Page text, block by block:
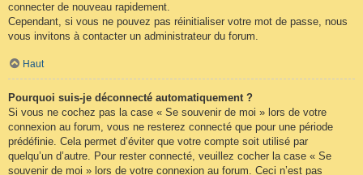
connecter de nouveau rapidement.
Cependant, si vous ne pouvez pas réinitialiser votre mot de passe, nous
vous invitons à contacter un administrateur du forum.
Haut
Pourquoi suis-je déconnecté automatiquement ?
Si vous ne cochez pas la case « Se souvenir de moi » lors de votre
connexion au forum, vous ne resterez connecté que pour une période
prédéfinie. Cela permet d’éviter que votre compte soit utilisé par
quelqu’un d’autre. Pour rester connecté, veuillez cocher la case « Se
souvenir de moi » lors de votre connexion au forum. Ceci n’est pas